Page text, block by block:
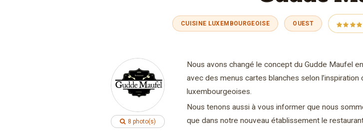
CUISINE LUXEMBOURGEOISE OUEST
8 photo(s)
Nous avons changé le concept du Gudde Maufel
avec des menus cartes blanches selon
luxembourgeoises.
Nous tenons aussi à vous informer que nous
que dans notre nouveau établissement le